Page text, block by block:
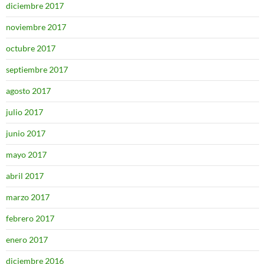
diciembre 2017
noviembre 2017
octubre 2017
septiembre 2017
agosto 2017
julio 2017
junio 2017
mayo 2017
abril 2017
marzo 2017
febrero 2017
enero 2017
diciembre 2016